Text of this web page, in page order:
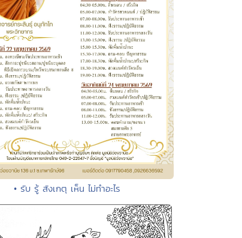
• รับ รู้ สังเกตุ เห็น ไม่ทำอะไร